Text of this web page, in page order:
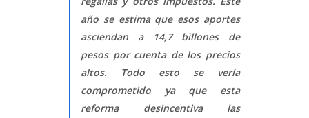
año se estima que esos aportes
asciendan a 14,7 billones de
pesos por cuenta de los precios
altos. Todo esto se vería
comprometido ya que esta
reforma desincentiva las